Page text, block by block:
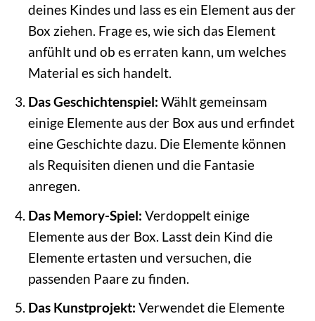
deines Kindes und lass es ein Element aus der
Box ziehen. Frage es, wie sich das Element
anfühlt und ob es erraten kann, um welches
Material es sich handelt.
Das Geschichtenspiel: Wählt gemeinsam
einige Elemente aus der Box aus und erfindet
eine Geschichte dazu. Die Elemente können
als Requisiten dienen und die Fantasie
anregen.
Das Memory-Spiel: Verdoppelt einige
Elemente aus der Box. Lasst dein Kind die
Elemente ertasten und versuchen, die
passenden Paare zu finden.
Das Kunstprojekt: Verwendet die Elemente